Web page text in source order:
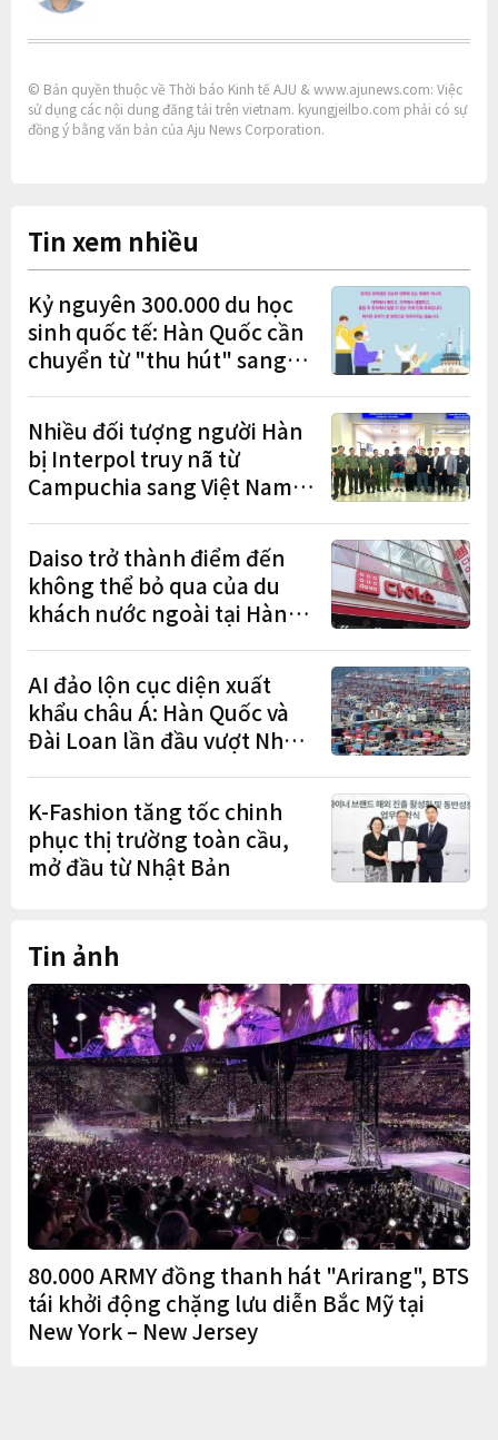
© Bản quyền thuộc về Thời báo Kinh tế AJU & www.ajunews.com: Việc
sử dụng các nội dung đăng tải trên vietnam. kyungjeilbo.com phải có sự
đồng ý bằng văn bản của Aju News Corporation.
Tin xem nhiều
Kỷ nguyên 300.000 du học
sinh quốc tế: Hàn Quốc cần
chuyển từ "thu hút" sang
cư"
Nhiều đối tượng người Hàn
bị Interpol truy nã từ
Campuchia sang Việt Nam
Daiso trở thành điểm đến
không thể bỏ qua của du
khách nước ngoài tại Hàn
AI đảo lộn cục diện xuất
khẩu châu Á: Hàn Quốc và
Đài Loan lần đầu vượt Nhật
K-Fashion tăng tốc chinh
phục thị trường toàn cầu,
mở đầu từ Nhật Bản
Tin ảnh
80.000 ARMY đồng thanh hát "Arirang", BTS
tái khởi động chặng lưu diễn Bắc Mỹ tại
New York – New Jersey